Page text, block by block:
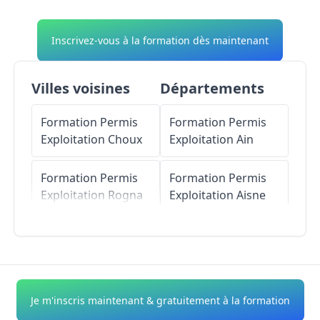
Inscrivez-vous à la formation dès maintenant
Villes voisines
Formation Permis
Exploitation Choux
Formation Permis
Exploitation Rogna
Formation Permis
Exploitation Arbent
Départements
Formation Permis
Exploitation Ain
Formation Permis
Exploitation Aisne
Formation Permis
ExploitationAlpes-
Je m'inscris maintenant & gratuitement à la formation